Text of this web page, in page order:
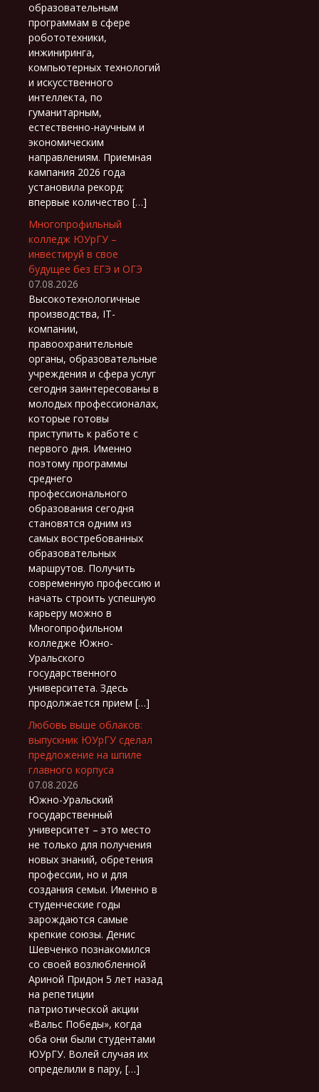
образовательным
программам в сфере
робототехники,
инжиниринга,
компьютерных технологий
и искусственного
интеллекта, по
гуманитарным,
естественно-научным и
экономическим
направлениям. Приемная
кампания 2026 года
установила рекорд:
впервые количество […]
Многопрофильный
колледж ЮУрГУ –
инвестируй в свое
будущее без ЕГЭ и ОГЭ
07.08.2026
Высокотехнологичные
производства, IT-
компании,
правоохранительные
органы, образовательные
учреждения и сфера услуг
сегодня заинтересованы в
молодых профессионалах,
которые готовы
приступить к работе с
первого дня. Именно
поэтому программы
среднего
профессионального
образования сегодня
становятся одним из
самых востребованных
образовательных
маршрутов. Получить
современную профессию и
начать строить успешную
карьеру можно в
Многопрофильном
колледже Южно-
Уральского
государственного
университета. Здесь
продолжается прием […]
Любовь выше облаков:
выпускник ЮУрГУ сделал
предложение на шпиле
главного корпуса
07.08.2026
Южно-Уральский
государственный
университет – это место
не только для получения
новых знаний, обретения
профессии, но и для
создания семьи. Именно в
студенческие годы
зарождаются самые
крепкие союзы. Денис
Шевченко познакомился
со своей возлюбленной
Ариной Придон 5 лет назад
на репетиции
патриотической акции
«Вальс Победы», когда
оба они были студентами
ЮУрГУ. Волей случая их
определили в пару, […]